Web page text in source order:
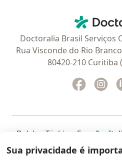
Doctoralia Brasil Serviços
Rua Visconde do Rio
80420-210 Curitiba
abre
Polska abre num novo
Türkiye abre num
España Italia
Portugal abre num novo
, México abre
,
Sua privacidade é